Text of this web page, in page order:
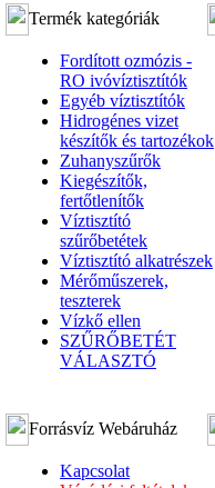
Termék kategóriák
Fordított ozmózis -
RO ivóvíztisztítók
Egyéb víztisztítók
Hidrogénes vizet
készítők és tartozékok
Zuhanyszűrők
Kiegészítők,
fertőtlenítők
Víztisztító
szűrőbetétek
Víztisztító alkatrészek
Mérőműszerek,
teszterek
Vízkő ellen
SZŰRŐBETÉT
VÁLASZTÓ
Forrásvíz Webáruház
Kapcsolat